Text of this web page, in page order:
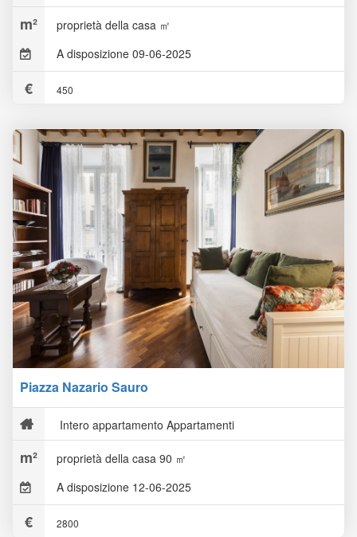
proprietà della casa ㎡
A disposizione 09-06-2025
450
Piazza Nazario Sauro
Intero appartamento Appartamenti
proprietà della casa 90 ㎡
A disposizione 12-06-2025
2800